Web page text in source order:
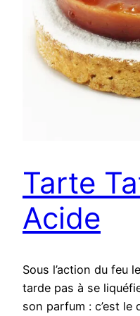
Tarte
Acide
Sous l’action du feu
tarde pas à se
son parfum : c’est le